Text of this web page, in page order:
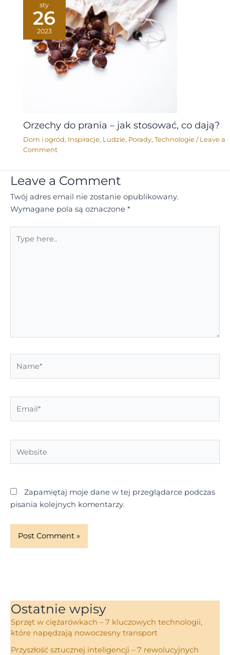
sty
26
2023
Orzechy do prania – jak stosować, co dają?
Dom i ogród, Inspiracje, Ludzie, Porady, Technologie / Leave a
Comment
Leave a Comment
Twój adres email nie zostanie opublikowany.
Wymagane pola są oznaczone *
here..
Zapamiętaj moje dane w tej przeglądarce podczas
pisania kolejnych komentarzy.
Ostatnie wpisy
Sprzęt w ciężarówkach – 7 kluczowych technologii,
które napędzają nowoczesny transport
Przyszłość sztucznej inteligencji – 7 rewolucyjnych